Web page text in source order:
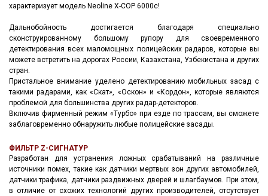
характеризует модель Neoline X-COP 6000с!
Дальнобойность достигается благодаря специально
сконструированному большому рупору для своевременного
детектирования всех маломощных полицейских радаров, которые вы
можете встретить на дорогах России, Казахстана, Узбекистана и других
стран.
Пристальное внимание уделено детектированию мобильных засад с
такими радарами, как «Скат», «Оскон» и «Кордон», которые являются
проблемой для большинства других радар-детекторов.
Включив фирменный режим «Турбо» при езде по трассам, вы сможете
заблаговременно обнаружить любые полицейские засады.
ФИЛЬТР Z-СИГНАТУР
Разработан для устранения ложных срабатываний на различные
источники помех, такие как датчики мертвых зон других автомобилей,
датчики трафика, датчики раздвижных дверей и шлагбаумов. При этом,
в отличие от схожих технологий других производителей, отсутствует